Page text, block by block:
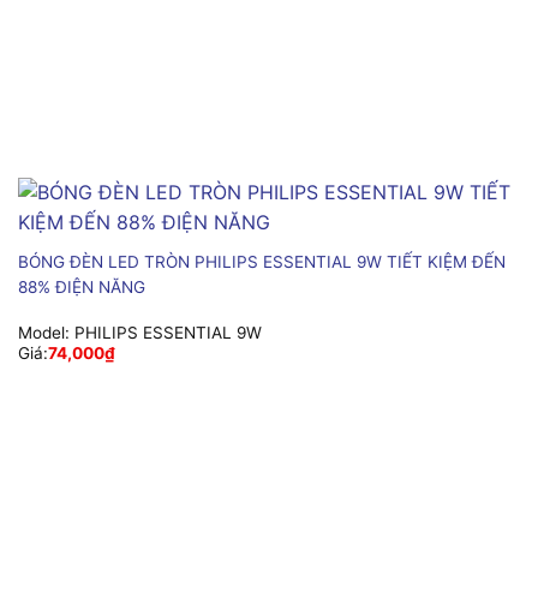
BÓNG ĐÈN LED TRÒN PHILIPS ESSENTIAL 9W TIẾT KIỆM ĐẾN
88% ĐIỆN NĂNG
Model: PHILIPS ESSENTIAL 9W
Giá:74,000₫